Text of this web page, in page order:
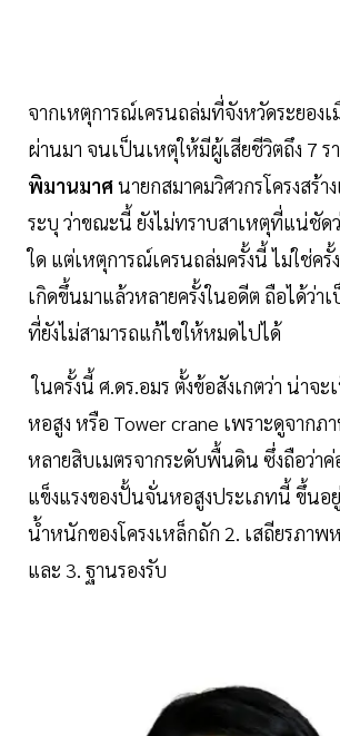
จากเหตุการณ์เครนถล่มที่จังหวัดระยอง
ผ่านมา จนเป็นเหตุให้มีผู้เสียชีวิตถึง 7 ร
พิมานมาศนายกสมาคมวิศวกรโครงสร้า
ระบุ ว่าขณะนี้ ยังไม่ทราบสาเหตุที่แน่ชัด
ใด แต่เหตุการณ์เครนถล่มครั้งนี้ ไม่ใช่ครั้
เกิดขึ้นมาแล้วหลายครั้งในอดีต ถือได้ว่
ที่ยังไม่สามารถแก้ไขให้หมดไปได้
ในครั้งนี้ ศ.ดร.อมร ตั้งข้อสังเกตว่า น่า
หอสูง หรือ Tower crane เพราะดูจากภ
หลายสิบเมตรจากระดับพื้นดิน ซึ่งถือว่าค่
แข็งแรงของปั้นจั่นหอสูงประเภทนี้ ขึ้นอ
น้ำหนักของโครงเหล็กถัก 2. เสถียรภาพ
และ 3. ฐานรองรับ